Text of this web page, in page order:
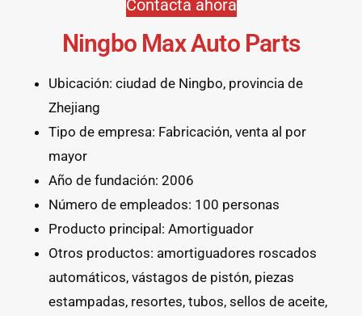
Contacta ahora
Ningbo Max Auto Parts
Ubicación: ciudad de Ningbo, provincia de
Zhejiang
Tipo de empresa: Fabricación, venta al por
mayor
Año de fundación: 2006
Número de empleados: 100 personas
Producto principal: Amortiguador
Otros productos: amortiguadores roscados
automáticos, vástagos de pistón, piezas
estampadas, resortes, tubos, sellos de aceite,